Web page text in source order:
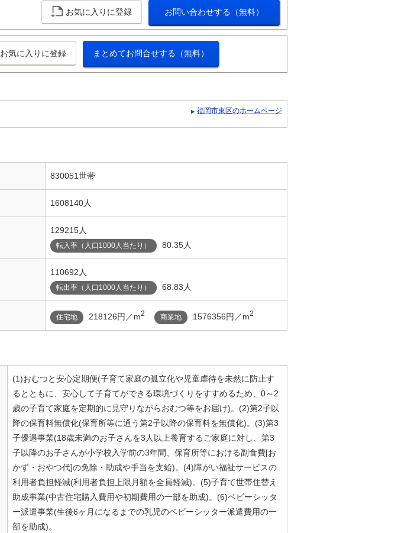
お気に入りに登録 お問い合わせする（無料）
お気に入りに登録 まとめてお問合せする（無料）
福岡市東区のホームページ
830051世帯
1608140人
129215人
転入率（人口1000人当たり） 80.35人
110692人
転出率（人口1000人当たり） 68.83人
住宅地 218126円／m2 商業地 1576356円／m2
(1)おむつと安心定期便(子育て家庭の孤立化や児童虐待を未然に防止す
るとともに、安心して子育てができる環境づくりをすすめるため、0～2
歳の子育て家庭を定期的に見守りながらおむつ等をお届け)。(2)第2子以
降の保育料無償化(保育所等に通う第2子以降の保育料を無償化)。(3)第3
子優遇事業(18歳未満のお子さんを3人以上養育するご家庭に対し、第3
子以降のお子さんが小学校入学前の3年間、保育所等における副食費[お
かず・おやつ代]の免除・助成や手当を支給)。(4)障がい福祉サービスの
利用者負担軽減(利用者負担上限月額を全員軽減)。(5)子育て世帯住替え
助成事業(中古住宅購入費用や初期費用の一部を助成)。(6)ベビーシッタ
ー派遣事業(生後6ヶ月になるまでの乳児のベビーシッター派遣費用の一
部を助成)。